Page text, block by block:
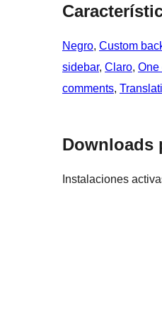
Negro, Custom
sidebar, Claro, One
comments,
Downloads
Instalaciones